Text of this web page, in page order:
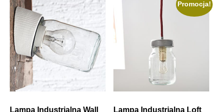
Lampa Industrialna Wall
Promocja!
Lampa Industrialna Loft